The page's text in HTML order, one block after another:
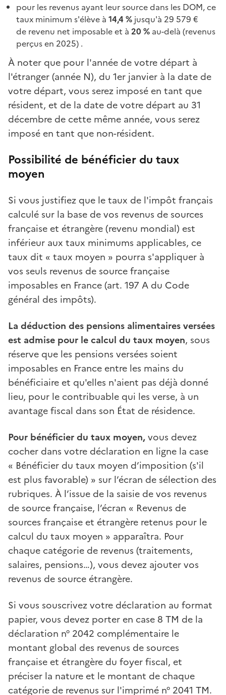
pour les revenus ayant leur source dans les DOM, ce
taux minimum s'élève à 14,4 % jusqu'à 29 579 €
de revenu net imposable et à 20 % au-delà (revenus
perçus en 2025) .
À noter que pour l'année de votre départ à
l'étranger (année N), du 1er janvier à la date de
votre départ, vous serez imposé en tant que
résident, et de la date de votre départ au 31
décembre de cette même année, vous serez
imposé en tant que non-résident.
Possibilité de bénéficier du taux
moyen
Si vous justifiez que le taux de l'impôt français
calculé sur la base de vos revenus de sources
française et étrangère (revenu mondial) est
inférieur aux taux minimums applicables, ce
taux dit « taux moyen » pourra s'appliquer à
vos seuls revenus de source française
imposables en France (art. 197 A du Code
général des impôts).
La déduction des pensions alimentaires versées
est admise pour le calcul du taux moyen, sous
réserve que les pensions versées soient
imposables en France entre les mains du
bénéficiaire et qu'elles n'aient pas déjà donné
lieu, pour le contribuable qui les verse, à un
avantage fiscal dans son État de résidence.
Pour bénéficier du taux moyen,vous devez
cocher dans votre déclaration en ligne la case
« Bénéficier du taux moyen d’imposition (s'il
est plus favorable) » sur l’écran de sélection des
rubriques. À l’issue de la saisie de vos revenus
de source française, l’écran « Revenus de
sources française et étrangère retenus pour le
calcul du taux moyen » apparaîtra. Pour
chaque catégorie de revenus (traitements,
salaires, pensions…), vous devez ajouter vos
revenus de source étrangère.
Si vous souscrivez votre déclaration au format
papier, vous devez porter en case 8 TM de la
déclaration n° 2042 complémentaire le
montant global des revenus de sources
française et étrangère du foyer fiscal, et
préciser la nature et le montant de chaque
catégorie de revenus sur l'imprimé n° 2041 TM.